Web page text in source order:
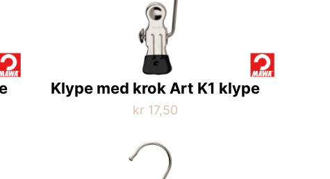
Klype med krok Art K1 klype
kr 17,50
produktet
har